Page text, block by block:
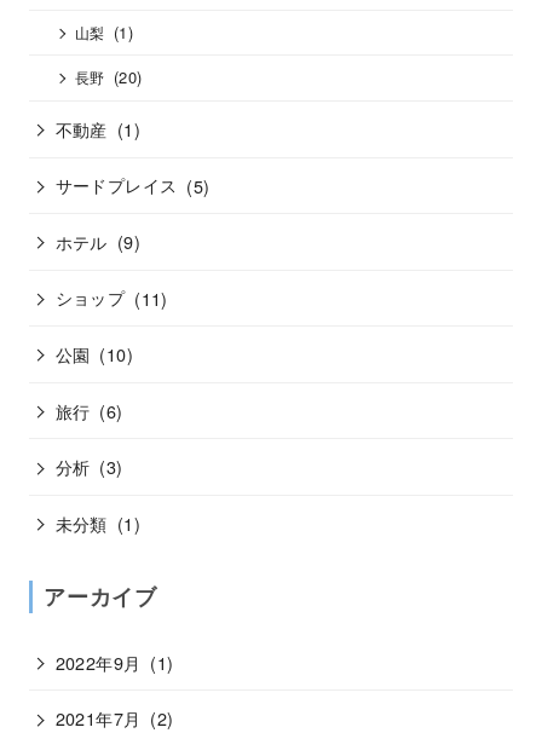
山梨 (1)
長野 (20)
不動産 (1)
サードプレイス (5)
ホテル (9)
ショップ (11)
公園 (10)
旅行 (6)
分析 (3)
未分類 (1)
アーカイブ
2022年9月 (1)
2021年7月 (2)